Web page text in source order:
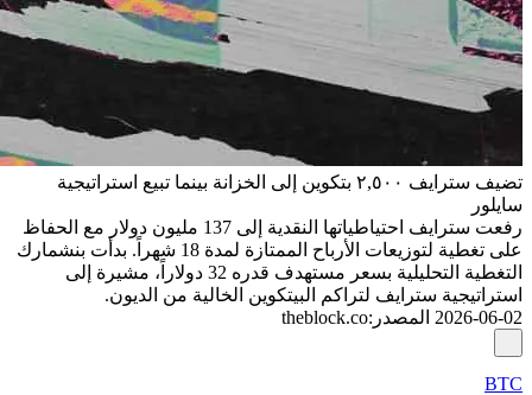
تضيف سترايف ٢,٥٠٠ بتكوين إلى الخزانة بينما تبيع استراتيجية
سايلور
رفعت سترايف احتياطياتها النقدية إلى 137 مليون دولار مع الحفاظ
على تغطية لتوزيعات الأرباح الممتازة لمدة 18 شهراً. بدأت بنشمارك
التغطية التحليلية بسعر مستهدف قدره 32 دولاراً، مشيرة إلى
استراتيجية سترايف لتراكم البيتكوين الخالية من الديون.
2026-06-02 المصدر :
theblock.co
BTC